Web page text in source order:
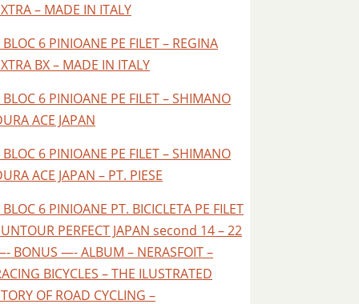
– MADE IN ITALY
BLOC 6 PINIOANE PE FILET – REGINA
BX – MADE IN ITALY
BLOC 6 PINIOANE PE FILET – SHIMANO
ACE JAPAN
BLOC 6 PINIOANE PE FILET – SHIMANO
ACE JAPAN – PT. PIESE
BLOC 6 PINIOANE PT. BICICLETA PE FILET
PERFECT JAPAN second 14 – 22
BONUS —- ALBUM – NERASFOIT –
BICYCLES – THE ILUSTRATED
OF ROAD CYCLING –